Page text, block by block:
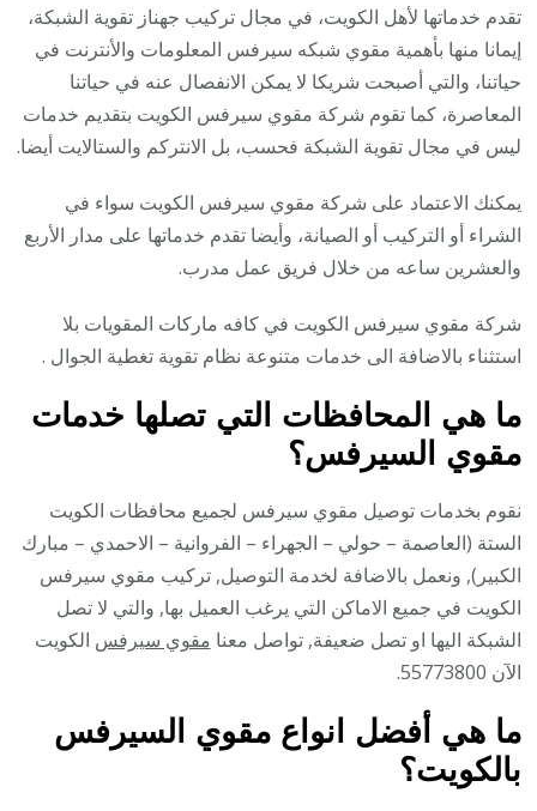
تقدم خدماتها لأهل الكويت، في مجال تركيب جهناز تقوية الشبكة،
إيمانا منها بأهمية مقوي شبكه سيرفس المعلومات والأنترنت في
حياتنا، والتي أصبحت شريكا لا يمكن الانفصال عنه في حياتنا
المعاصرة، كما تقوم شركة مقوي سيرفس الكويت بتقديم خدمات
ليس في مجال تقوية الشبكة فحسب، بل الانتركم والستالايت أيضا.
يمكنك الاعتماد على شركة مقوي سيرفس الكويت سواء في
الشراء أو التركيب أو الصيانة، وأيضا تقدم خدماتها على مدار الأربع
والعشرين ساعه من خلال فريق عمل مدرب.
شركة مقوي سيرفس الكويت في كافه ماركات المقويات بلا
استثناء بالاضافة الى خدمات متنوعة نظام تقوية تغطية الجوال .
ما هي المحافظات التي تصلها خدمات
مقوي السيرفس؟
نقوم بخدمات توصيل مقوي سيرفس لجميع محافظات الكويت
الستة (العاصمة – حولي – الجهراء – الفروانية – الاحمدي – مبارك
الكبير), ونعمل بالاضافة لخدمة التوصيل, تركيب مقوي سيرفس
الكويت في جميع الاماكن التي يرغب العميل بها, والتي لا تصل
الشبكة اليها او تصل ضعيفة, تواصل معنا مقوي سيرفس الكويت
الآن 55773800.
ما هي أفضل انواع مقوي السيرفس
بالكويت؟